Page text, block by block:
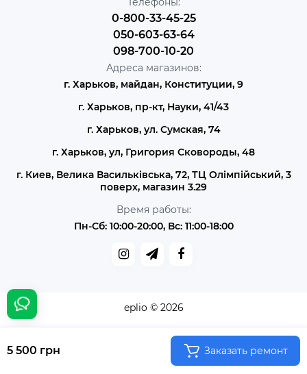
5 500 грн Заказать ремонт
0-800-33-45-25
050-603-63-64
098-700-10-20
Адреса магазинов:
г. Харьков, майдан, Конституции, 9
г. Харьков, пр-кт, Науки, 41/43
г. Харьков, ул. Сумская, 74
г. Харьков, ул, Григория Сковороды, 48
г. Киев, Велика Васильківська, 72, ТЦ Олімпійський, 3
поверх, магазин 3.29
Время работы:
Пн-Сб: 10:00-20:00, Вс: 11:00-18:00
eplio © 2026